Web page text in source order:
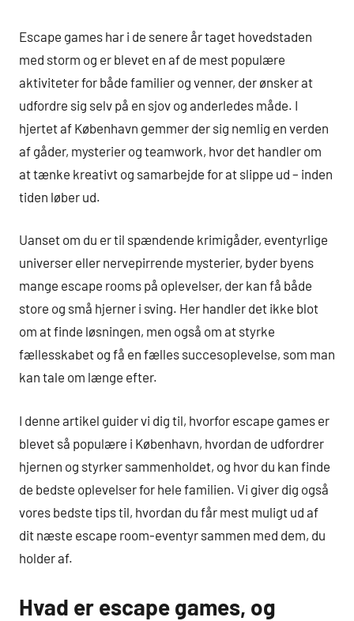
Escape games har i de senere år taget hovedstaden
med storm og er blevet en af de mest populære
aktiviteter for både familier og venner, der ønsker at
udfordre sig selv på en sjov og anderledes måde. I
hjertet af København gemmer der sig nemlig en verden
af gåder, mysterier og teamwork, hvor det handler om
at tænke kreativt og samarbejde for at slippe ud – inden
tiden løber ud.
Uanset om du er til spændende krimigåder, eventyrlige
universer eller nervepirrende mysterier, byder byens
mange escape rooms på oplevelser, der kan få både
store og små hjerner i sving. Her handler det ikke blot
om at finde løsningen, men også om at styrke
fællesskabet og få en fælles succesoplevelse, som man
kan tale om længe efter.
I denne artikel guider vi dig til, hvorfor escape games er
blevet så populære i København, hvordan de udfordrer
hjernen og styrker sammenholdet, og hvor du kan finde
de bedste oplevelser for hele familien. Vi giver dig også
vores bedste tips til, hvordan du får mest muligt ud af
dit næste escape room-eventyr sammen med dem, du
holder af.
Hvad er escape games, og